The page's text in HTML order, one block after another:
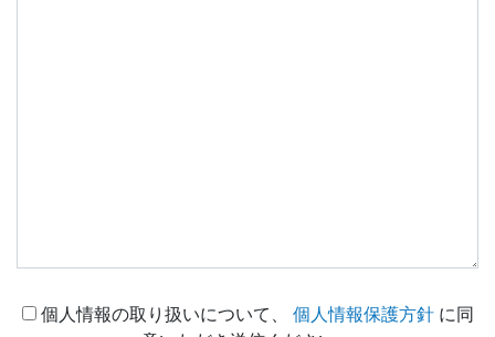
個人情報の取り扱いについて、 個人情報保護方針に同